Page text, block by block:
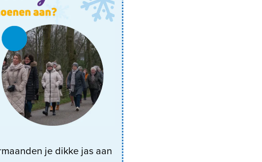
je dikke jas aan